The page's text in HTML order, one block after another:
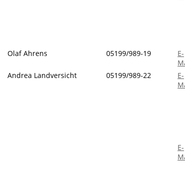
Olaf Ahrens 05199/989-19
E-
Andrea Landversicht 05199/989-22
E-
E-